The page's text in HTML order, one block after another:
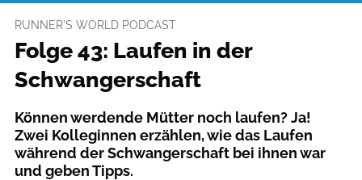
RUNNER'S WORLD PODCAST
Folge 43: Laufen in der
Schwangerschaft
Können werdende Mütter noch laufen? Ja!
Zwei Kolleginnen erzählen, wie das Laufen
während der Schwangerschaft bei ihnen war
und geben Tipps.